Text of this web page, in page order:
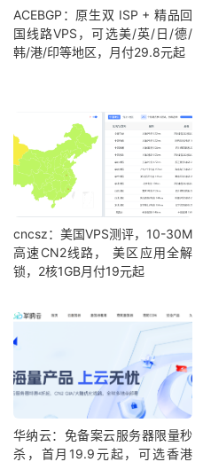
ACEBGP：原生双 ISP + 精品回
国线路VPS，可选美/英/日/德/
韩/港/印等地区，月付29.8元起
cncsz：美国VPS测评，10-30M
高速CN2线路， 美区应用全解
锁，2核1GB月付19元起
华纳云：免备案云服务器限量秒
杀，首月19.9元起，可选香港